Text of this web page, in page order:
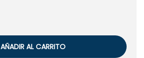
AÑADIR AL CARRITO